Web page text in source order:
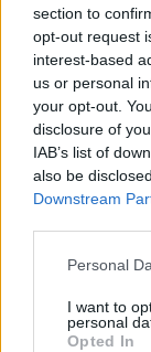
section to
opt-out request
interest-based
us or personal
your opt-out.
disclosure of
IAB’s list of
also be
Downstream
Personal
I want to
personal
Opted In
problemi e
valore.
due
sono
essere